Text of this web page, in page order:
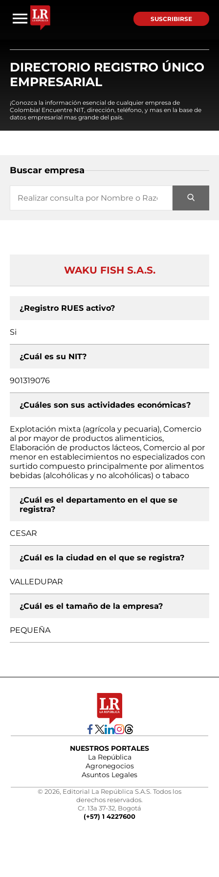
SUSCRIBIRSE
DIRECTORIO REGISTRO ÚNICO
EMPRESARIAL
¡Conozca la información esencial de cualquier empresa de
Colombia! Encuentre NIT, dirección, teléfono, y mas en la base de
datos empresarial mas grande del país.
Buscar empresa
WAKU FISH S.A.S.
¿Registro RUES activo?
Si
¿Cuál es su NIT?
901319076
¿Cuáles son sus actividades económicas?
Explotación mixta (agrícola y pecuaria), Comercio
al por mayor de productos alimenticios,
Elaboración de productos lácteos, Comercio al por
menor en establecimientos no especializados con
surtido compuesto principalmente por alimentos
bebidas (alcohólicas y no alcohólicas) o tabaco
¿Cuál es el departamento en el que se
registra?
CESAR
¿Cuál es la ciudad en el que se registra?
VALLEDUPAR
¿Cuál es el tamaño de la empresa?
PEQUEÑA
NUESTROS PORTALES
La República
Agronegocios
Asuntos Legales
© 2026, Editorial La República S.A.S. Todos los
derechos reservados.
Cr. 13a 37-32, Bogotá
(+57) 1 4227600